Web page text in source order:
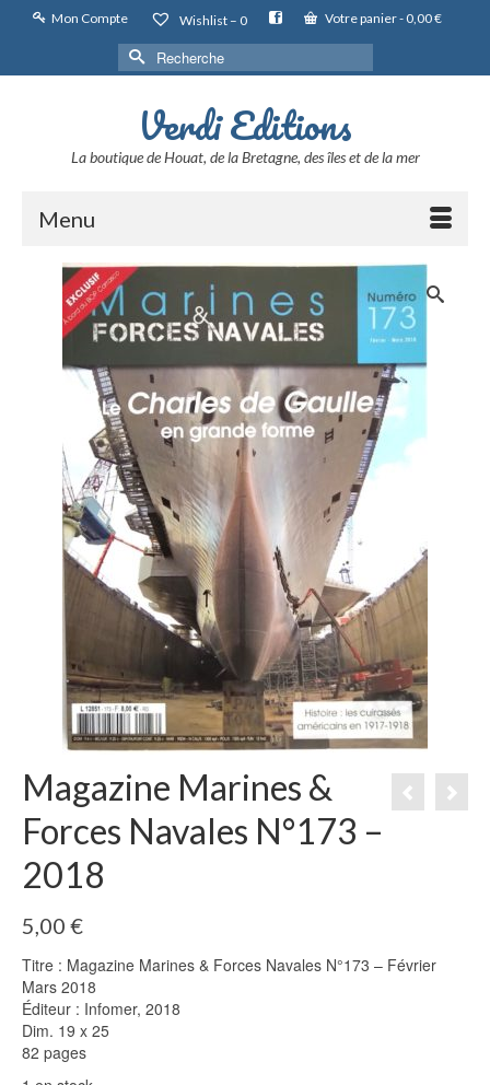
Mon Compte Wishlist – 0 Votre panier- 0,00€
Rechercher :
Verdi Editions
La boutique de Houat, de la Bretagne, des îles et de la mer
Menu
Magazine Marines &
Forces Navales N°173 –
2018
5,00 €
Titre : Magazine Marines & Forces Navales N°173 – Février
Mars 2018
Éditeur : Infomer, 2018
Dim. 19 x 25
82 pages